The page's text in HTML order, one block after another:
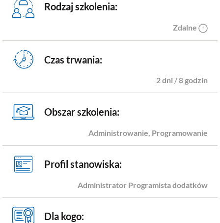
Rodzaj szkolenia:
Zdalne
Czas trwania:
2 dni / 8 godzin
Obszar szkolenia:
Administrowanie, Programowanie
Profil stanowiska:
Administrator Programista dodatków
Dla kogo: